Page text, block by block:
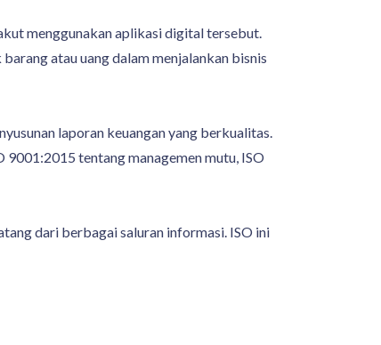
menggunakan aplikasi digital tersebut.
atau uang dalam menjalankan bisnis
laporan keuangan yang berkualitas.
9001:2015 tentang managemen mutu, ISO
dari berbagai saluran informasi. ISO ini